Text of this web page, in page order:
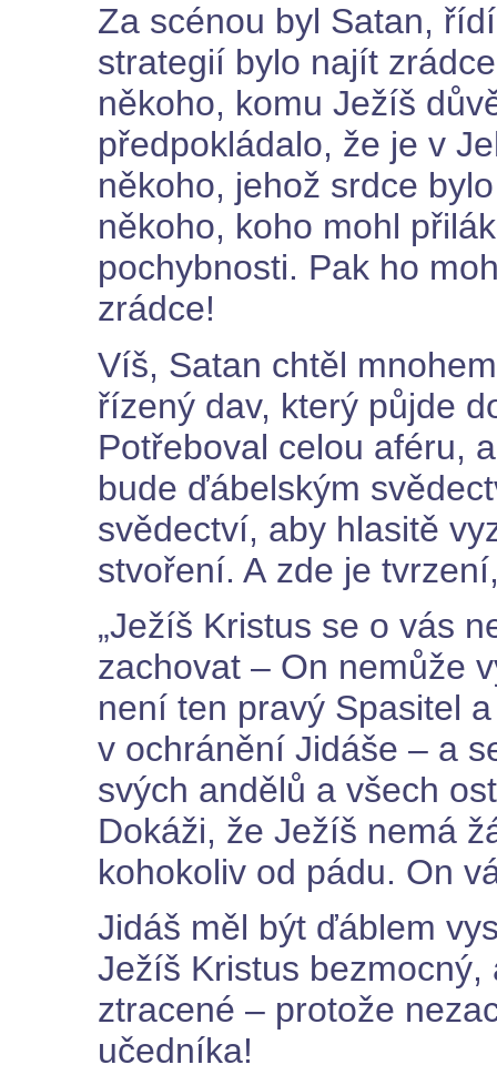
Za scénou byl Satan,
strategií bylo najít
někoho, komu Ježíš
předpokládalo, že je v
někoho, jehož srdce
někoho, koho mohl
pochybnosti. Pak ho
zrádce!
Víš, Satan chtěl
řízený dav, který půjde
Potřeboval celou aféru,
bude ďábelským
svědectví, aby hlasitě
stvoření. A zde je
„Ježíš Kristus se o vás
zachovat – On nemůže
není ten pravý Spasitel
v ochránění Jidáše – a
svých andělů a všech
Dokáži, že Ježíš nemá
kohokoliv od pádu. On
Jidáš měl být ďáblem
Ježíš Kristus
ztracené – protože
učedníka!